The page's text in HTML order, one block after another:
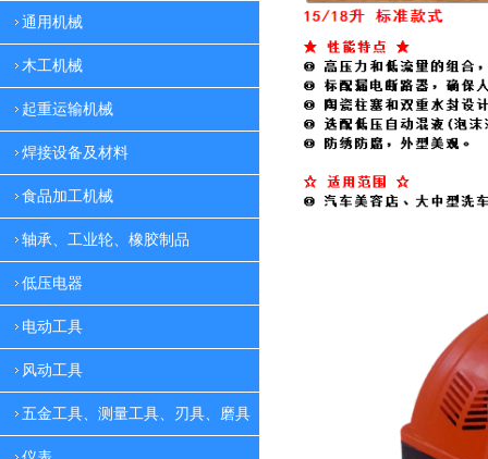
通用机械
木工机械
起重运输机械
焊接设备及材料
食品加工机械
轴承、工业轮、橡胶制品
低压电器
电动工具
风动工具
五金工具、测量工具、刃具、磨具